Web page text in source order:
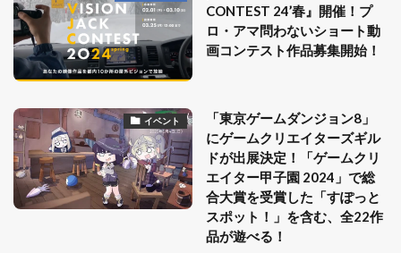
CONTEST 24’春』開催！プ
ロ・アマ問わないショート動
画コンテスト作品募集開始！
イベント
「東京ゲームダンジョン8」
にゲームクリエイターズギル
ドが出展決定！「ゲームクリ
エイター甲子園 2024」で総
合大賞を受賞した「すぽっと
スポット！」を含む、全22作
品が遊べる！